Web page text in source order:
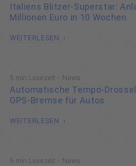
Italiens Blitzer-Superstar:
Millionen Euro in 10 Wochen
WEITERLESEN
5 min Lesezeit · News
Automatische Tempo-
GPS-Bremse für Autos
WEITERLESEN
5 min Lesezeit · News